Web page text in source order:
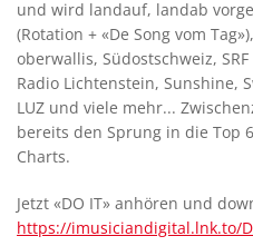
und wird landauf, landab
(Rotation + «De Song vom
oberwallis, Südostschweiz,
Radio Lichtenstein, Sunshine,
LUZ und viele mehr...
bereits den Sprung in die Top
Charts.
Jetzt «DO IT» anhören und
https://imusiciandigital.lnk.to/